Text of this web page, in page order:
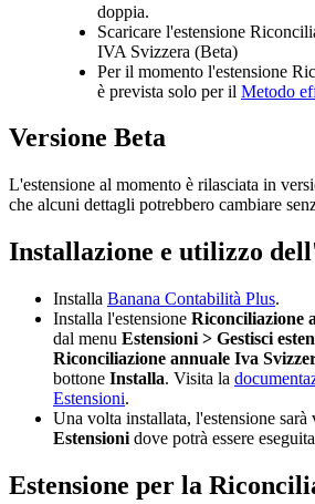
doppia.
Scaricare l'estensione
IVA Svizzera (Beta)
Per il momento l'estensione
è prevista solo per il Metodo
Versione Beta
L'estensione al momento è rilasciata in
che alcuni dettagli potrebbero cambiare
Installazione e utilizzo
Installa Banana Contabilità Plus.
Installa l'estensione Riconciliazione
dal menu Estensioni > Gestisci
Riconciliazione annuale Iva
bottone Installa. Visita la
Estensioni.
Una volta installata, l'estensione sarà
Estensioni dove potrà essere
Estensione per la